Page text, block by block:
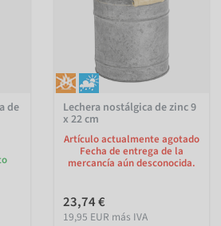
de Lechera nostálgica de zinc 9
x 22 cm
Artículo actualmente agotado
Fecha de entrega de la
mercancía aún desconocida.
23,74 €
19,95 EUR más IVA